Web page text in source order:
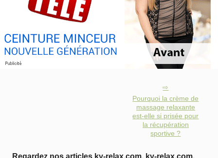
Pourquoi la crème de
massage relaxante
est-elle si prisée pour
la récupération
sportive ?